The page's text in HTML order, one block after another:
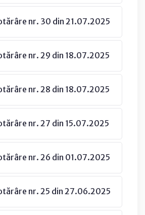
nr. 30 din 21.07.2025
nr. 29 din 18.07.2025
nr. 28 din 18.07.2025
nr. 27 din 15.07.2025
nr. 26 din 01.07.2025
nr. 25 din 27.06.2025